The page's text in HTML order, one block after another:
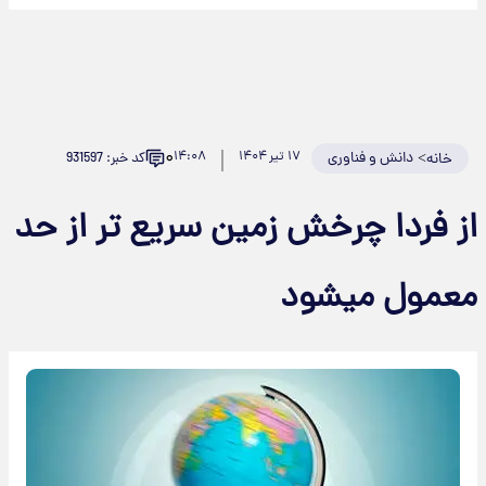
خانه>دانش و فناوری ۱۷ تیر ۱۴۰۴ ۱۴:۰۸۰ کد خبر: 931597
از فردا چرخش زمین سریع تر از حد
معمول میشود